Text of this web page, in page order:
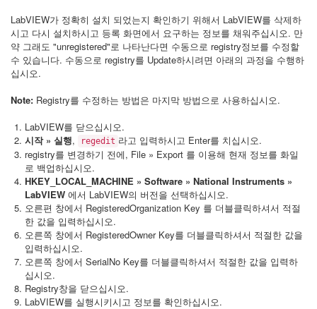
LabVIEW가 정확히 설치 되었는지 확인하기 위해서 LabVIEW를 삭제하
시고 다시 설치하시고 등록 화면에서 요구하는 정보를 채워주십시오. 만
약 그래도 "unregistered"로 나타난다면 수동으로 registry정보를 수정할
수 있습니다. 수동으로 registry를 Update하시려면 아래의 과정을 수행하
십시오.
Note: Registry를 수정하는 방법은 마지막 방법으로 사용하십시오.
LabVIEW를 닫으십시오.
시작 » 실행, regedit 라고 입력하시고 Enter를 치십시오.
registry를 변경하기 전에, File » Export 를 이용해 현재 정보를 화일
로 백업하십시오.
HKEY_LOCAL_MACHINE » Software » National Instruments »
LabVIEW 에서 LabVIEW의 버전을 선택하십시오.
오른편 창에서 RegisteredOrganization Key 를 더블클릭하셔서 적절
한 값을 입력하십시오.
오른쪽 창에서 RegisteredOwner Key를 더블클릭하셔서 적절한 값을
입력하십시오.
오른쪽 창에서 SerialNo Key를 더블클릭하셔서 적절한 값을 입력하
십시오.
Registry창을 닫으십시오.
LabVIEW를 실행시키시고 정보를 확인하십시오.